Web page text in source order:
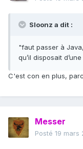
Sloonz a dit :
"faut passer à
qu’il disposait
C'est con en plus,
Messer
Posté 19 mars